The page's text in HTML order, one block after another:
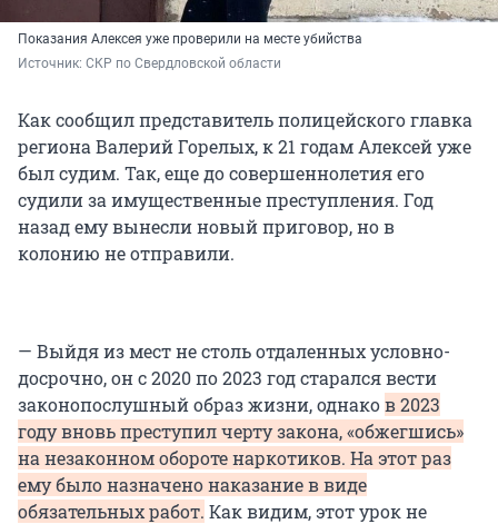
Показания Алексея уже проверили на месте убийства
Источник: СКР по Свердловской области
Как сообщил представитель полицейского главка
региона Валерий Горелых, к 21 годам Алексей уже
был судим. Так, еще до совершеннолетия его
судили за имущественные преступления. Год
назад ему вынесли новый приговор, но в
колонию не отправили.
— Выйдя из мест не столь отдаленных условно-
досрочно, он с 2020 по 2023 год старался вести
законопослушный образ жизни, однаков 2023
году вновь преступил черту закона, «обжегшись»
на незаконном обороте наркотиков. На этот раз
ему было назначено наказание в виде
обязательных работ. Как видим, этот урок не